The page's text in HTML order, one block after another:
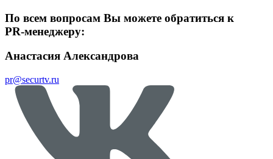
По всем вопросам Вы можете обратиться к
PR-менеджеру:
Анастасия Александрова
pr@securtv.ru